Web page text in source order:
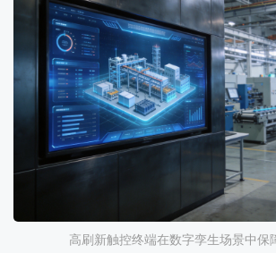
高刷新触控终端在数字孪生场景中保